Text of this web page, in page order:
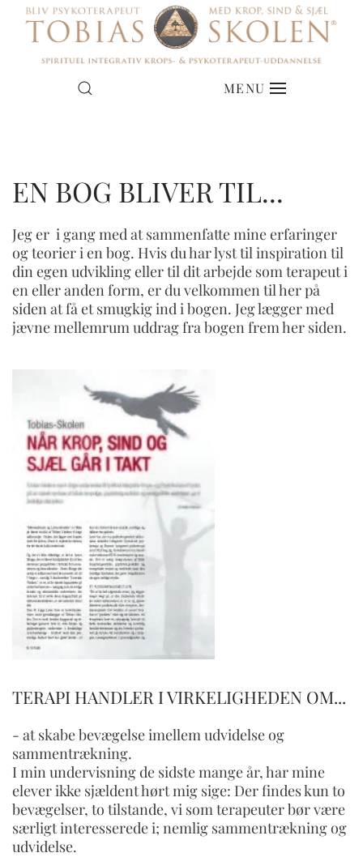
MENU
NYE HOLD I JYLLAND
DATOER FOR OPSTART
EN BOG BLIVER TIL...
Jeg er i gang med at sammenfatte mine erfaringer
og teorier i en bog. Hvis du har lyst til inspiration til
din egen udvikling eller til dit arbejde som terapeut i
en eller anden form, er du velkommen til her på
siden at få et smugkig ind i bogen. Jeg lægger med
jævne mellemrum uddrag fra bogen frem her siden.
TERAPI HANDLER I VIRKELIGHEDEN OM...
- at skabe bevægelse imellem udvidelse og
sammentrækning.
I min undervisning de sidste mange år, har mine
elever ikke sjældent hørt mig sige: Der findes kun to
bevægelser, to tilstande, vi som terapeuter bør være
særligt interesserede i; nemlig sammentrækning og
udvidelse.